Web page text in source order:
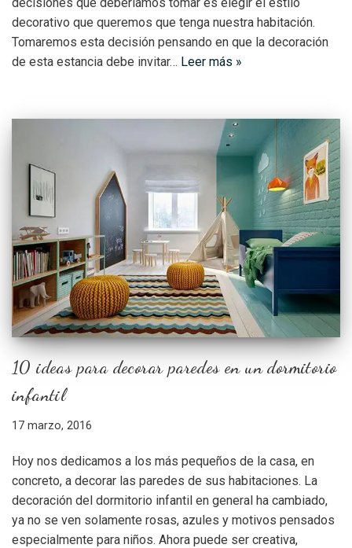
decorativo que queremos que tenga nuestra habitación.
Tomaremos esta decisión pensando en que la decoración
de esta estancia debe invitar… Leer más »
10 ideas para decorar paredes en un dormitorio
infantil
17 marzo, 2016
Hoy nos dedicamos a los más pequeños de la casa, en
concreto, a decorar las paredes de sus habitaciones. La
decoración del dormitorio infantil en general ha cambiado,
ya no se ven solamente rosas, azules y motivos pensados
especialmente para niños. Ahora puede ser creativa,